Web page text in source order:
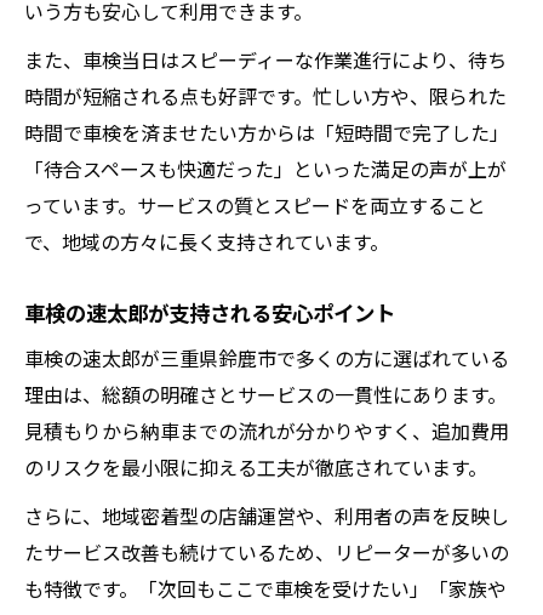
いう方も安心して利用できます。
また、車検当日はスピーディーな作業進行により、待ち
時間が短縮される点も好評です。忙しい方や、限られた
時間で車検を済ませたい方からは「短時間で完了した」
「待合スペースも快適だった」といった満足の声が上が
っています。サービスの質とスピードを両立すること
で、地域の方々に長く支持されています。
車検の速太郎が支持される安心ポイント
車検の速太郎が三重県鈴鹿市で多くの方に選ばれている
理由は、総額の明確さとサービスの一貫性にあります。
見積もりから納車までの流れが分かりやすく、追加費用
のリスクを最小限に抑える工夫が徹底されています。
さらに、地域密着型の店舗運営や、利用者の声を反映し
たサービス改善も続けているため、リピーターが多いの
も特徴です。「次回もここで車検を受けたい」「家族や